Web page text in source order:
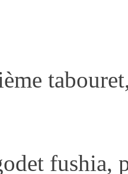
fushia,